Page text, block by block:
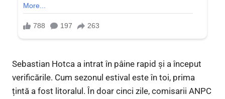
Sebastian Hotca a intrat în pâine rapid și a început
verificările. Cum sezonul estival este în toi, prima
țintă a fost litoralul. În doar cinci zile, comisarii ANPC